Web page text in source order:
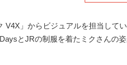
V4X」からビジュアルを担当して
とJRの制服を着たミクさんの